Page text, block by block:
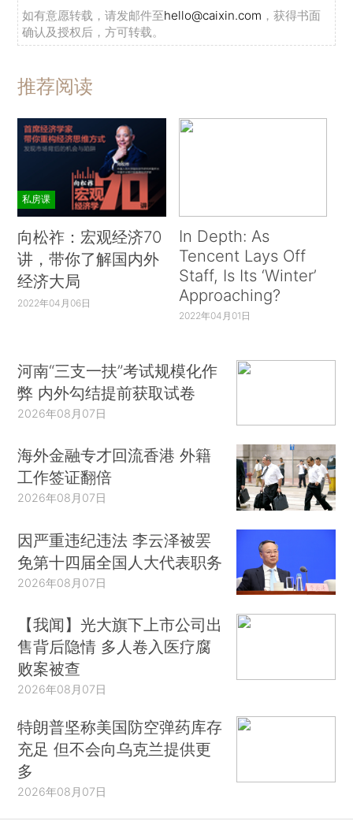
如有意愿转载，请发邮件至hello@caixin.com ，获得书面
确认及授权后，方可转载。
推荐阅读
私房课
向松祚：宏观经济70
讲，带你了解国内外
经济大局
2022年04月06日
In Depth: As
Tencent Lays Off
Staff, Is Its ‘Winter’
Approaching?
2022年04月01日
河南“三支一扶”考试规模化作
弊 内外勾结提前获取试卷
2026年08月07日
海外金融专才回流香港 外籍
工作签证翻倍
2026年08月07日
因严重违纪违法 李云泽被罢
免第十四届全国人大代表职务
2026年08月07日
【我闻】光大旗下上市公司出
售背后隐情 多人卷入医疗腐
败案被查
2026年08月07日
特朗普坚称美国防空弹药库存
充足 但不会向乌克兰提供更
多
2026年08月07日